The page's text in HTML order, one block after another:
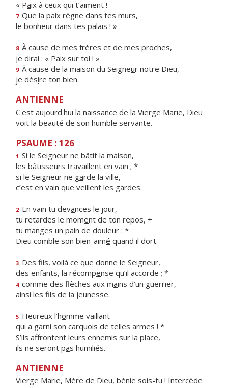
« Paix à ceux qui t’aiment !
7 Que la paix règne dans tes murs,
le bonheur dans tes palais ! »
8 À cause de mes frères et de mes proches,
je dirai : « Paix sur toi ! »
9 À cause de la maison du Seigneur notre Dieu,
je désire ton bien.
ANTIENNE
C'est aujourd'hui la naissance de la Vierge Marie, Dieu
voit la beauté de son humble servante.
PSAUME : 126
1 Si le Seigneur ne bâtit la maison,
les bâtisseurs travaillent en vain ; *
si le Seigneur ne garde la ville,
c’est en vain que veillent les gardes.
2 En vain tu devances le jour,
tu retardes le moment de ton repos, +
tu manges un pain de douleur : *
Dieu comble son bien-aimé quand il dort.
3 Des fils, voilà ce que donne le Seigneur,
des enfants, la récompense qu’il accorde ; *
4 comme des flèches aux mains d’un guerrier,
ainsi les fls de la jeunesse.
5 Heureux l’homme vaillant
qui a garni son carquois de telles armes ! *
S’ils affrontent leurs ennemis sur la place,
ils ne seront pas humiliés.
ANTIENNE
Vierge Marie, Mère de Dieu, bénie sois-tu ! Intercède